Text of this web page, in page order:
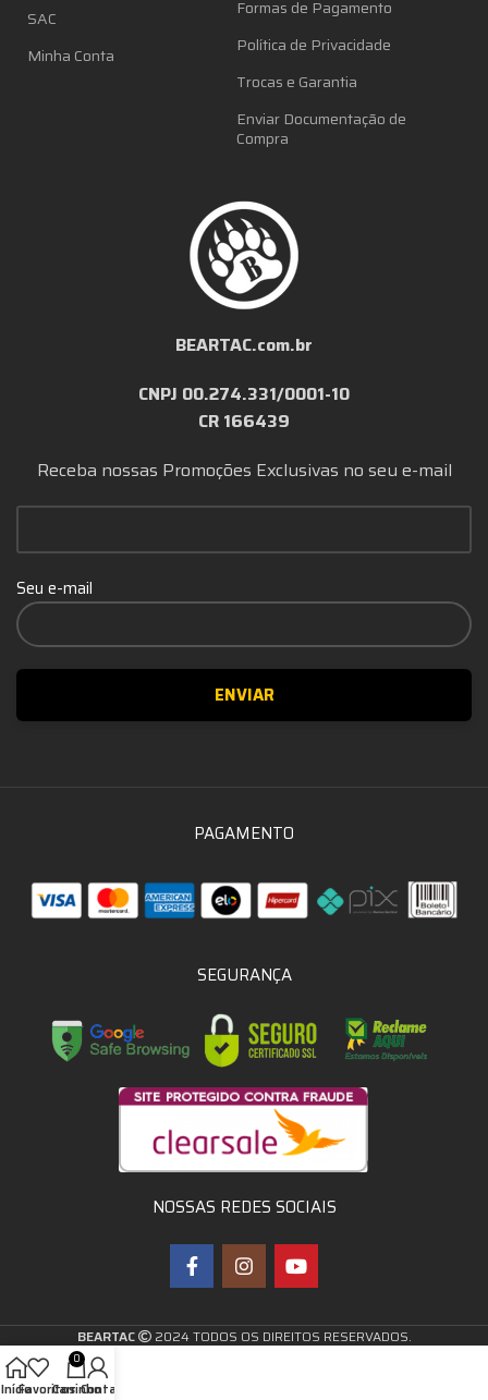
SAC
Minha Conta
Formas de Pagamento
Política de Privacidade
Trocas e Garantia
Enviar Documentação de
Compra
BEARTAC.com.br
CNPJ 00.274.331/0001-10
CR 166439
Receba nossas Promoções Exclusivas no seu e-mail
Seu e-mail
PAGAMENTO
SEGURANÇA
NOSSAS REDES SOCIAIS
BEARTAC 2024 TODOS OS DIREITOS RESERVADOS.
InícioFavoritos
0
Carrinho
Conta